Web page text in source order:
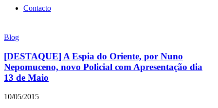
Contacto
Blog
[DESTAQUE] A Espia do Oriente, por Nuno
Nepomuceno, novo Policial com Apresentação dia
13 de Maio
10/05/2015